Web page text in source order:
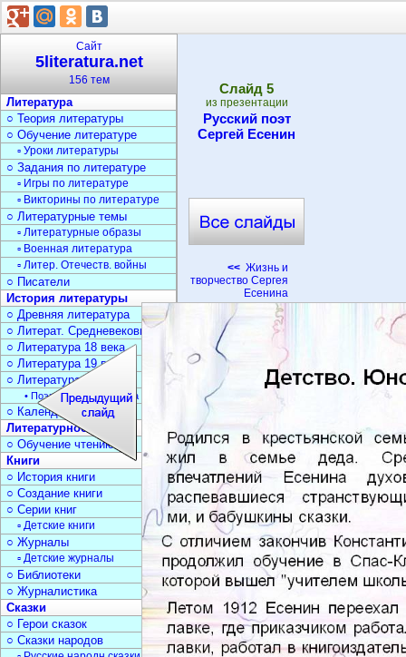
Cлайд 5
из презентации
Русский поэт
Сергей Есенин
<< Жизнь и
творчество Сергея
Есенина
Сайт
5literatura.net
156 тем
Литература
○ Теория литературы
○ Обучение литературе
▫ Уроки литературы
○ Задания по литературе
▫ Игры по литературе
▫ Викторины по литературе
○ Литературные темы
▫ Литературные образы
▫ Военная литература
▫ Литер. Отечеств. войны
○ Писатели
История литературы
○ Древняя литература
○ Литерат. Средневековья
○ Литература 18 века
○ Литература 19 века
○ Литература 20 века
• Поэзия Серебрян. века
○ Календарь дат
Литературное чтение
○ Обучение чтению
Книги
○ История книги
○ Создание книги
○ Серии книг
▫ Детские книги
○ Журналы
▫ Детские журналы
○ Библиотеки
○ Журналистика
Сказки
○ Герои сказок
○ Сказки народов